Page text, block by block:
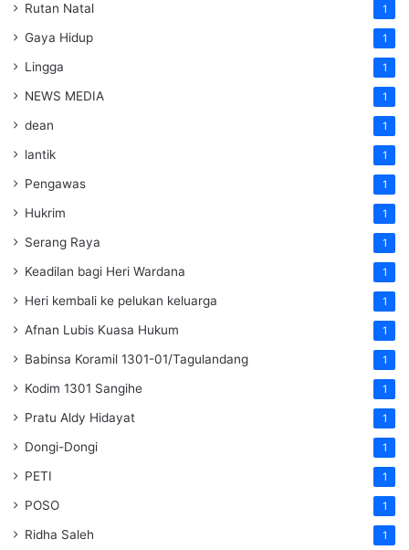
Rutan Natal 1
Gaya Hidup 1
Lingga 1
NEWS MEDIA 1
dean 1
lantik 1
Pengawas 1
Hukrim 1
Serang Raya 1
Keadilan bagi Heri Wardana 1
Heri kembali ke pelukan keluarga 1
Afnan Lubis Kuasa Hukum 1
Babinsa Koramil 1301-01/Tagulandang 1
Kodim 1301 Sangihe 1
Pratu Aldy Hidayat 1
Dongi-Dongi 1
PETI 1
POSO 1
Ridha Saleh 1